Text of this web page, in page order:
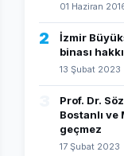
01 Haziran
2
İzmir
binası
13 Şubat 2023
Prof. Dr.
Bostanlı
geçmez
17 Şubat 2023